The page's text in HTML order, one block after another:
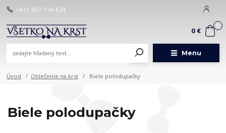
Menu
+421 907 134 624
0
0 €
Úvod Oblečenie na krst Biele polodupačky
Biele polodupačky